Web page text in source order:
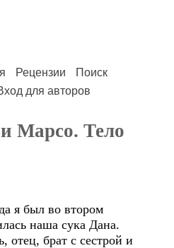
Рецензии
Поиск
для авторов
Марсо. Тело
я был во втором
наша сука Дана.
брат с сестрой и